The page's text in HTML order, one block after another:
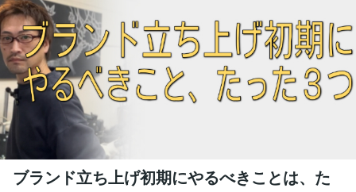
ブランド立ち上げ初期にやるべきことは、た